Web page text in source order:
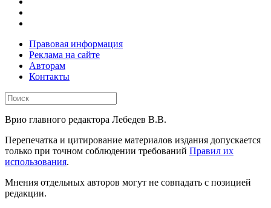
Правовая информация
Реклама на сайте
Авторам
Контакты
Врио главного редактора Лебедев В.В.
Перепечатка и цитирование материалов издания допускается
только при точном соблюдении требований Правил их
использования.
Мнения отдельных авторов могут не совпадать с позицией
редакции.